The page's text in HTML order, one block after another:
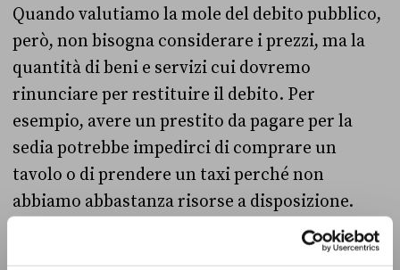
Quando valutiamo la mole del debito pubblico,
però, non bisogna considerare i prezzi, ma la
quantità di beni e servizi cui dovremo
rinunciare per restituire il debito. Per
esempio, avere un prestito da pagare per la
sedia potrebbe impedirci di comprare un
tavolo o di prendere un taxi perché non
abbiamo abbastanza risorse a disposizione.
Non ci interessa il prezzo in sé, ma sapere se il
nostro budget sarà sufficiente per permetterci